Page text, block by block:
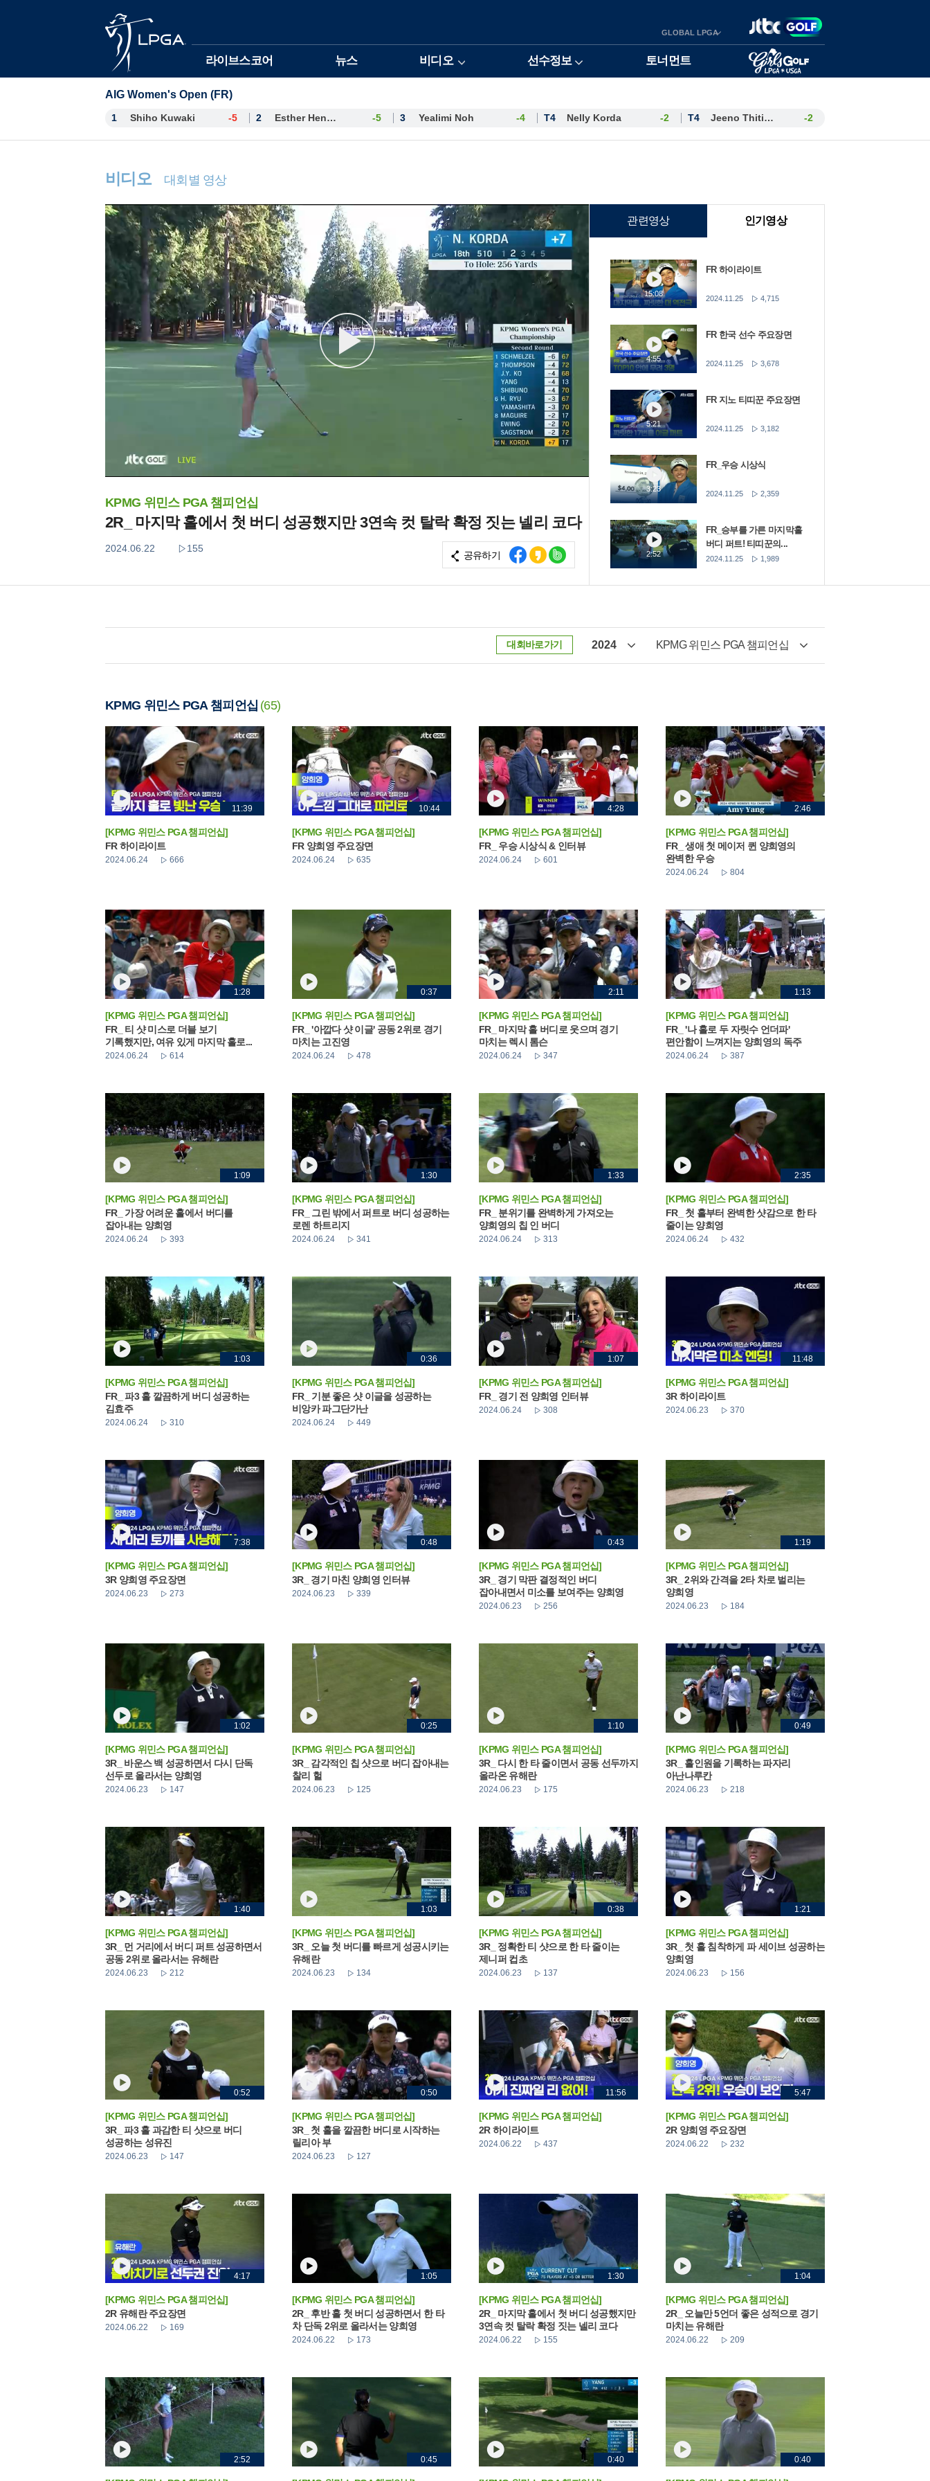
GLOBAL LPGA
라이브스코어 뉴스 비디오 선수정보 토너먼트
AIG Women's Open (FR)
1 Shiho Kuwaki -5 2 Esther Henseleit -5 3 Yealimi Noh -4 T4 Nelly Korda -2 T4 Jeeno Thitikul -2
비디오 대회별 영상
KPMG 위민스 PGA 챔피언십
2R_ 마지막 홀에서 첫 버디 성공했지만 3연속 컷 탈락 확정 짓는 넬리 코다
2024.06.22 155
공유하기
관련영상 인기영상
15:08
FR 하이라이트
2024.11.25 4,715
4:55
FR 한국 선수 주요장면
2024.11.25 3,678
5:21
FR 지노 티띠꾼 주요장면
2024.11.25 3,182
3:23
FR_우승 시상식
2024.11.25 2,359
2:52
FR_승부를 가른 마지막홀
버디 퍼트! 티띠꾼의...
2024.11.25 1,989
대회바로가기 2024 KPMG 위민스 PGA 챔피언십
KPMG 위민스 PGA 챔피언십 (65)
11:39
[KPMG 위민스 PGA 챔피언십]
FR 하이라이트
2024.06.24 666
10:44
[KPMG 위민스 PGA 챔피언십]
FR 양희영 주요장면
2024.06.24 635
4:28
[KPMG 위민스 PGA 챔피언십]
FR_ 우승 시상식 & 인터뷰
2024.06.24 601
2:46
[KPMG 위민스 PGA 챔피언십]
FR_ 생애 첫 메이저 퀸 양희영의
완벽한 우승
2024.06.24 804
1:28
[KPMG 위민스 PGA 챔피언십]
FR_ 티 샷 미스로 더블 보기
기록했지만, 여유 있게 마지막 홀로...
2024.06.24 614
0:37
[KPMG 위민스 PGA 챔피언십]
FR_ '아깝다 샷 이글' 공동 2위로 경기
마치는 고진영
2024.06.24 478
2:11
[KPMG 위민스 PGA 챔피언십]
FR_ 마지막 홀 버디로 웃으며 경기
마치는 렉시 톰슨
2024.06.24 347
1:13
[KPMG 위민스 PGA 챔피언십]
FR_ '나 홀로 두 자릿수 언더파'
편안함이 느껴지는 양희영의 독주
2024.06.24 387
1:09
[KPMG 위민스 PGA 챔피언십]
FR_ 가장 어려운 홀에서 버디를
잡아내는 양희영
2024.06.24 393
1:30
[KPMG 위민스 PGA 챔피언십]
FR_ 그린 밖에서 퍼트로 버디 성공하는
로렌 하트리지
2024.06.24 341
1:33
[KPMG 위민스 PGA 챔피언십]
FR_ 분위기를 완벽하게 가져오는
양희영의 칩 인 버디
2024.06.24 313
2:35
[KPMG 위민스 PGA 챔피언십]
FR_ 첫 홀부터 완벽한 샷감으로 한 타
줄이는 양희영
2024.06.24 432
1:03
[KPMG 위민스 PGA 챔피언십]
FR_ 파3 홀 깔끔하게 버디 성공하는
김효주
2024.06.24 310
0:36
[KPMG 위민스 PGA 챔피언십]
FR_ 기분 좋은 샷 이글을 성공하는
비앙카 파그단가난
2024.06.24 449
1:07
[KPMG 위민스 PGA 챔피언십]
FR_ 경기 전 양희영 인터뷰
2024.06.24 308
11:48
[KPMG 위민스 PGA 챔피언십]
3R 하이라이트
2024.06.23 370
7:38
[KPMG 위민스 PGA 챔피언십]
3R 양희영 주요장면
2024.06.23 273
0:48
[KPMG 위민스 PGA 챔피언십]
3R_ 경기 마친 양희영 인터뷰
2024.06.23 339
0:43
[KPMG 위민스 PGA 챔피언십]
3R_ 경기 막판 결정적인 버디
잡아내면서 미소를 보여주는 양희영
2024.06.23 256
1:19
[KPMG 위민스 PGA 챔피언십]
3R_ 2위와 간격을 2타 차로 벌리는
양희영
2024.06.23 184
1:02
[KPMG 위민스 PGA 챔피언십]
3R_ 바운스 백 성공하면서 다시 단독
선두로 올라서는 양희영
2024.06.23 147
0:25
[KPMG 위민스 PGA 챔피언십]
3R_ 감각적인 칩 샷으로 버디 잡아내는
찰리 헐
2024.06.23 125
1:10
[KPMG 위민스 PGA 챔피언십]
3R_ 다시 한 타 줄이면서 공동 선두까지
올라온 유해란
2024.06.23 175
0:49
[KPMG 위민스 PGA 챔피언십]
3R_ 홀인원을 기록하는 파자리
아난나루칸
2024.06.23 218
1:40
[KPMG 위민스 PGA 챔피언십]
3R_ 먼 거리에서 버디 퍼트 성공하면서
공동 2위로 올라서는 유해란
2024.06.23 212
1:03
[KPMG 위민스 PGA 챔피언십]
3R_ 오늘 첫 버디를 빠르게 성공시키는
유해란
2024.06.23 134
0:38
[KPMG 위민스 PGA 챔피언십]
3R_ 정확한 티 샷으로 한 타 줄이는
제니퍼 컵초
2024.06.23 137
1:21
[KPMG 위민스 PGA 챔피언십]
3R_ 첫 홀 침착하게 파 세이브 성공하는
양희영
2024.06.23 156
0:52
[KPMG 위민스 PGA 챔피언십]
3R_ 파3 홀 과감한 티 샷으로 버디
성공하는 성유진
2024.06.23 147
0:50
[KPMG 위민스 PGA 챔피언십]
3R_ 첫 홀을 깔끔한 버디로 시작하는
릴리아 부
2024.06.23 127
11:56
[KPMG 위민스 PGA 챔피언십]
2R 하이라이트
2024.06.22 437
5:47
[KPMG 위민스 PGA 챔피언십]
2R 양희영 주요장면
2024.06.22 232
4:17
[KPMG 위민스 PGA 챔피언십]
2R 유해란 주요장면
2024.06.22 169
1:05
[KPMG 위민스 PGA 챔피언십]
2R_ 후반 홀 첫 버디 성공하면서 한 타
차 단독 2위로 올라서는 양희영
2024.06.22 173
1:30
[KPMG 위민스 PGA 챔피언십]
2R_ 마지막 홀에서 첫 버디 성공했지만
3연속 컷 탈락 확정 짓는 넬리 코다
2024.06.22 155
1:04
[KPMG 위민스 PGA 챔피언십]
2R_ 오늘만 5언더 좋은 성적으로 경기
마치는 유해란
2024.06.22 209
2:52 0:45 0:40 0:40